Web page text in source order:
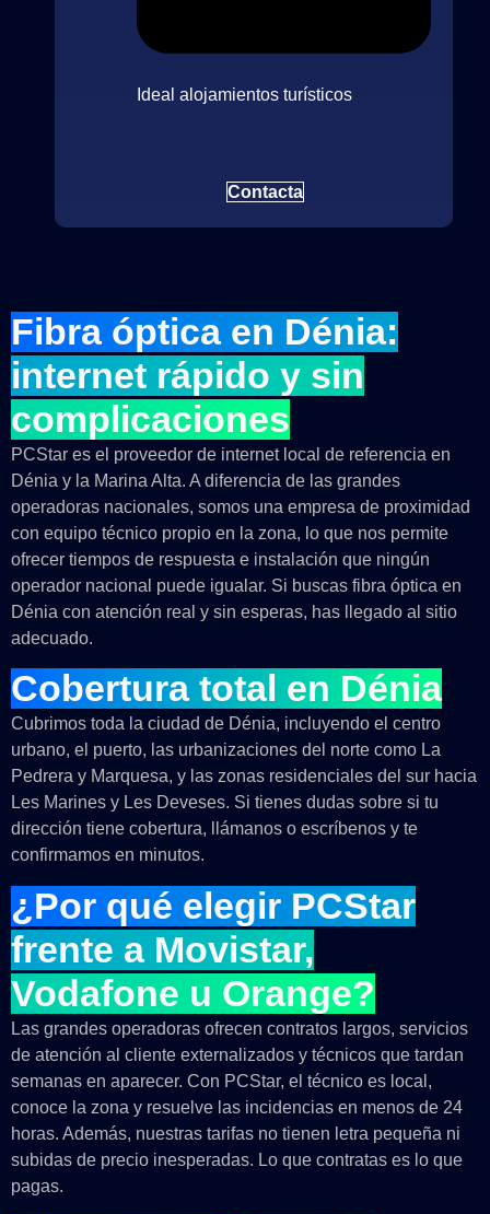
Ideal alojamientos turísticos
Contacta
Fibra óptica en Dénia:
internet rápido y sin
complicaciones
PCStar es el proveedor de internet local de referencia en
Dénia y la Marina Alta. A diferencia de las grandes
operadoras nacionales, somos una empresa de proximidad
con equipo técnico propio en la zona, lo que nos permite
ofrecer tiempos de respuesta e instalación que ningún
operador nacional puede igualar. Si buscas fibra óptica en
Dénia con atención real y sin esperas, has llegado al sitio
adecuado.
Cobertura total en Dénia
Cubrimos toda la ciudad de Dénia, incluyendo el centro
urbano, el puerto, las urbanizaciones del norte como La
Pedrera y Marquesa, y las zonas residenciales del sur hacia
Les Marines y Les Deveses. Si tienes dudas sobre si tu
dirección tiene cobertura, llámanos o escríbenos y te
confirmamos en minutos.
¿Por qué elegir PCStar
frente a Movistar,
Vodafone u Orange?
Las grandes operadoras ofrecen contratos largos, servicios
de atención al cliente externalizados y técnicos que tardan
semanas en aparecer. Con PCStar, el técnico es local,
conoce la zona y resuelve las incidencias en menos de 24
horas. Además, nuestras tarifas no tienen letra pequeña ni
subidas de precio inesperadas. Lo que contratas es lo que
pagas.